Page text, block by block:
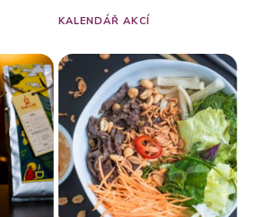
KALENDÁŘ AKCÍ